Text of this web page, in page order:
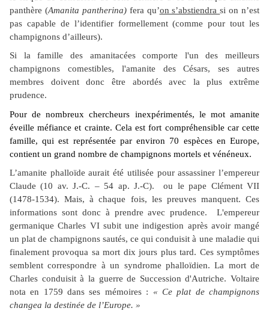
panthère (Amanita pantherina)fera qu’on s’abstiendrasi on n’est
pas capable de l’identifier formellement (comme pour tout les
champignons d’ailleurs).
Si la famille des amanitacées comporte l'un des meilleurs
champignons comestibles, l'amanite des Césars, ses autres
membres doivent donc être abordés avec la plus extrême
prudence.
Pour de nombreux chercheurs inexpérimentés, le mot amanite
éveille méfiance et crainte. Cela est fort compréhensible car cette
famille, qui est représentée par environ 70 espèces en Europe,
contient un grand nombre de champignons mortels et vénéneux.
L’amanite phalloïde aurait été utilisée pour assassiner l’empereur
Claude (10 av. J.-C. – 54 ap. J.-C). ou le pape Clément VII
(1478-1534). Mais, à chaque fois, les preuves manquent. Ces
informations sont donc à prendre avec prudence. L'empereur
germanique Charles VI subit une indigestion après avoir mangé
un plat de champignons sautés, ce qui conduisit à une maladie qui
finalement provoqua sa mort dix jours plus tard. Ces symptômes
semblent correspondre à un syndrome phalloïdien. La mort de
Charles conduisit à la guerre de Succession d'Autriche. Voltaire
nota en 1759 dans ses mémoires : « Ce plat de champignons
changea la destinée de l’Europe. »